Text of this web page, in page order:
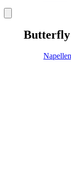
Butterfly